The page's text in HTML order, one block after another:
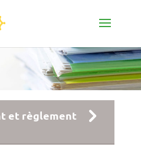
et règlement